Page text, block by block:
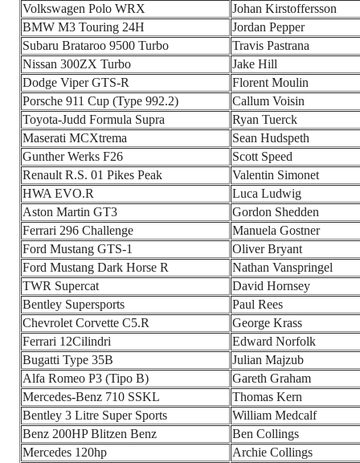
Volkswagen Polo WRX
Johan Kirstoffersson
BMW M3 Touring 24H
Jordan Pepper
Subaru Brataroo 9500 Turbo
Travis Pastrana
Nissan 300ZX Turbo
Jake Hill
Dodge Viper GTS-R
Florent Moulin
Porsche 911 Cup (Type 992.2)
Callum Voisin
Toyota-Judd Formula Supra
Ryan Tuerck
Maserati MCXtrema
Sean Hudspeth
Gunther Werks F26
Scott Speed
Renault R.S. 01 Pikes Peak
Valentin Simonet
HWA EVO.R
Luca Ludwig
Aston Martin GT3
Gordon Shedden
Ferrari 296 Challenge
Manuela Gostner
Ford Mustang GTS-1
Oliver Bryant
Ford Mustang Dark Horse R
Nathan Vanspringel
TWR Supercat
David Hornsey
Bentley Supersports
Paul Rees
Chevrolet Corvette C5.R
George Krass
Ferrari 12Cilindri
Edward Norfolk
Bugatti Type 35B
Julian Majzub
Alfa Romeo P3 (Tipo B)
Gareth Graham
Mercedes-Benz 710 SSKL
Thomas Kern
Bentley 3 Litre Super Sports
William Medcalf
Benz 200HP Blitzen Benz
Ben Collings
Mercedes 120hp
Archie Collings